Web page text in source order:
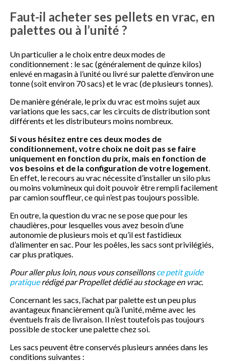
Faut-il acheter ses pellets en vrac, en
palettes ou à l’unité ?
Un particulier a le choix entre deux modes de
conditionnement : le sac (généralement de quinze kilos)
enlevé en magasin à l’unité ou livré sur palette d’environ une
tonne (soit environ 70 sacs) et le vrac (de plusieurs tonnes).
De manière générale, le prix du vrac est moins sujet aux
variations que les sacs, car les circuits de distribution sont
différents et les distributeurs moins nombreux.
Si vous hésitez entre ces deux modes de
conditionnement, votre choix ne doit pas se faire
uniquement en fonction du prix, mais en fonction de
vos besoins et de la configuration de votre logement.
En effet, le recours au vrac nécessite d’installer un silo plus
ou moins volumineux qui doit pouvoir être rempli facilement
par camion souffleur, ce qui n’est pas toujours possible.
En outre, la question du vrac ne se pose que pour les
chaudières, pour lesquelles vous avez besoin d’une
autonomie de plusieurs mois et qu’il est fastidieux
d’alimenter en sac. Pour les poêles, les sacs sont privilégiés,
car plus pratiques.
Pour aller plus loin, nous vous conseillonsce petit guide
pratiquerédigé par Propellet dédié au stockage en vrac.
Concernant les sacs, l’achat par palette est un peu plus
avantageux financièrement qu’à l’unité, même avec les
éventuels frais de livraison. Il n’est toutefois pas toujours
possible de stocker une palette chez soi.
Les sacs peuvent être conservés plusieurs années dans les
conditions suivantes :